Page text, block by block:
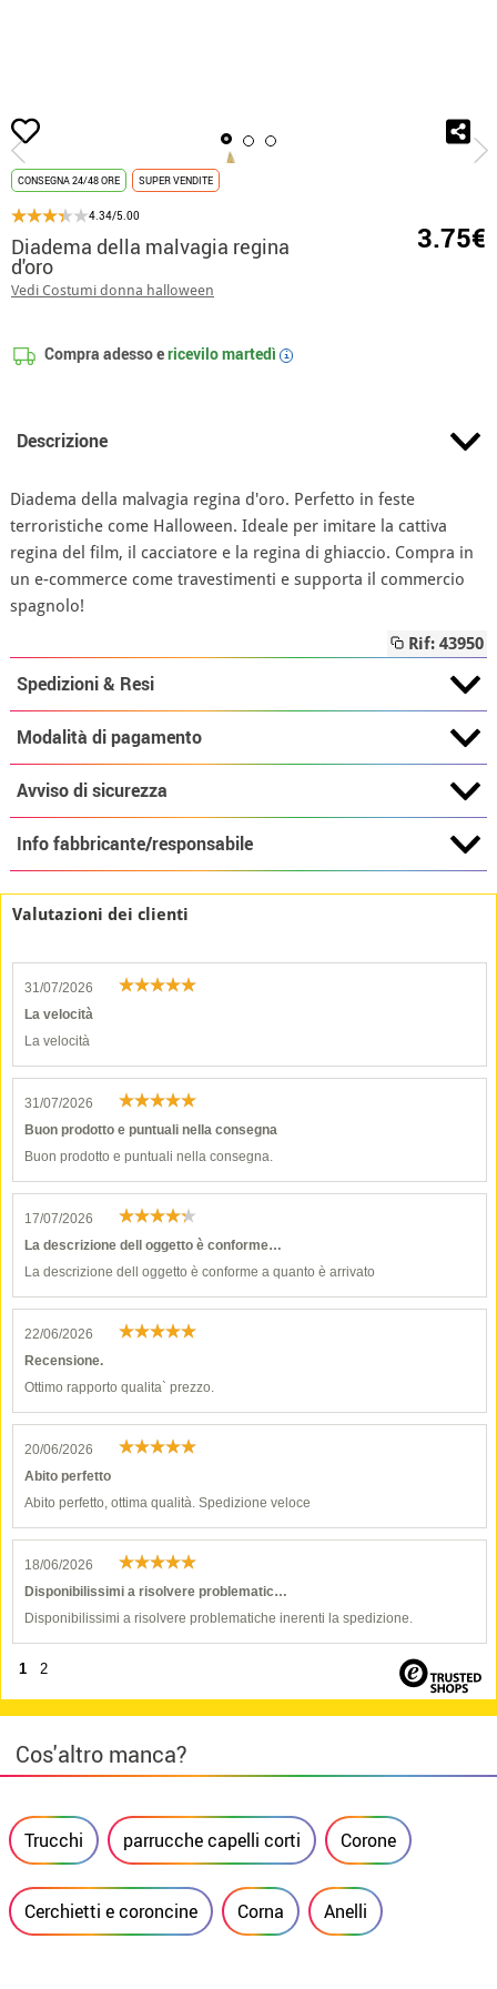
Inizio Diadema della malvagia
CONSEGNA 24/48 ORE SUPER VENDITE
4.34/5.00
Diadema della malvagia regina
d'oro
Vedi Costumi donna halloween
3.75€
Compra adesso ericevilomartedì i
Descrizione
Diadema della malvagia regina d'oro. Perfetto in feste
terroristiche come Halloween. Ideale per imitare la cattiva
regina del film, il cacciatore e la regina di ghiaccio. Compra in
un e-commerce come travestimenti e supporta il commercio
spagnolo!
Rif: 43950
Spedizioni & Resi
Modalità di pagamento
Avviso di sicurezza
Info fabbricante/responsabile
Valutazioni dei clienti
31/07/2026
La velocità
La velocità
31/07/2026
Buon prodotto e puntuali nella consegna
Buon prodotto e puntuali nella consegna.
17/07/2026
La descrizione dell oggetto è conforme…
La descrizione dell oggetto è conforme a quanto è arrivato
22/06/2026
Recensione.
Ottimo rapporto qualita` prezzo.
20/06/2026
Abito perfetto
Abito perfetto, ottima qualità. Spedizione veloce
18/06/2026
Disponibilissimi a risolvere problematic…
Disponibilissimi a risolvere problematiche inerenti la spedizione.
1 2
Cos'altro manca?
Trucchi parrucche capelli corti Corone
Cerchietti e coroncine Corna Anelli